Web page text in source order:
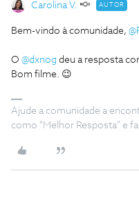
Carolina V. AUTOR
Bem-vindo à comunidade,
O @dxnog deu a resposta
Bom filme. 😉
Ajude a comunidade a
como "Melhor Resposta" e